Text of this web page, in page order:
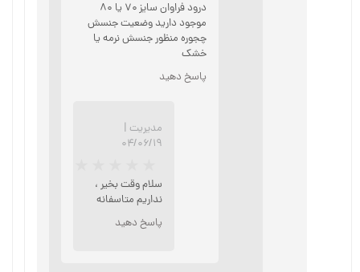
★★★
درود فراوان سايز ۷۰ يا ۸۰
موجود دارید وضعیت جنسش
چجوره منظور جنسش نرمه يا
خشک
پاسخ دهید
مدیریت |
۰۴/۰۶/۱۹
سلام وقت بخیر ،
نداریم متاسفانه
پاسخ دهید